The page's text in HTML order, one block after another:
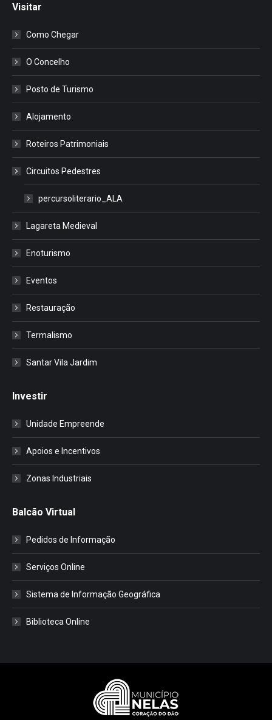
Visitar
Como Chegar
O Concelho
Posto de Turismo
Alojamento
Roteiros Patrimoniais
Circuitos Pedestres
percursoliterario_ALA
Lagareta Medieval
Enoturismo
Eventos
Restauração
Termalismo
Santar Vila Jardim
Investir
Unidade Empreende
Apoios e Incentivos
Zonas Industriais
Balcão Virtual
Pedidos de Informação
Serviços Online
Sistema de Informação Geográfica
Biblioteca Online